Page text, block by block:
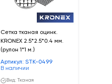
Сетка тканая оцинк.
KRONEX 2.5*2.5*0.4 мм.
(рулон 1*1 м.)
Артикул: STK-0499
В наличии
Вид: Тканая